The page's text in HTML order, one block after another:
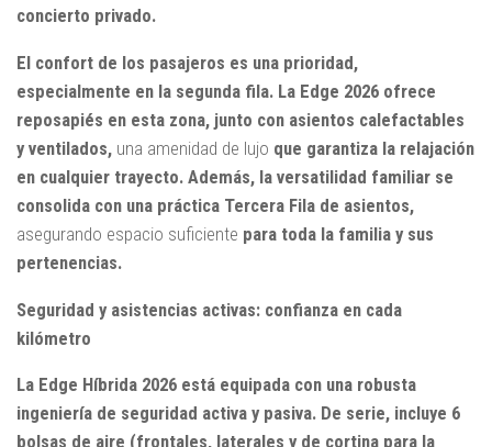
concierto privado.
El confort de los pasajeros es una prioridad,
especialmente en la segunda fila. La Edge 2026 ofrece
reposapiés en esta zona, junto con asientos calefactables
y ventilados, una amenidad de lujo que garantiza la relajación
en cualquier trayecto. Además, la versatilidad familiar se
consolida con una práctica Tercera Fila de asientos,
asegurando espacio suficiente para toda la familia y sus
pertenencias.
Seguridad y asistencias activas: confianza en cada
kilómetro
La Edge Híbrida 2026 está equipada con una robusta
ingeniería de seguridad activa y pasiva. De serie, incluye 6
bolsas de aire (frontales, laterales y de cortina para la